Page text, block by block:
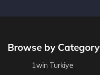
Browse by Category
1win Turkiye